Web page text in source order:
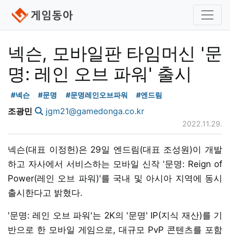
넥슨, 모바일판 타임머신 '문
명: 레인 오브 파워' 출시
#넥슨 #문명 #문명레인오브파워 #엔드림
조광민 jgm21@gamedonga.co.kr
2022.11.29.
넥슨(대표 이정헌)은 29일 엔드림(대표 조성원)이 개발
하고 자사에서 서비스하는 모바일 신작 '문명: Reign of
Power(레인 오브 파워)'를 국내 및 아시아 지역에 동시
출시한다고 밝혔다.
'문명: 레인 오브 파워'는 2K의 '문명' IP(지식 재산)를 기
반으로 한 모바일 게임으로, 대규모 PvP 콘텐츠를 포함